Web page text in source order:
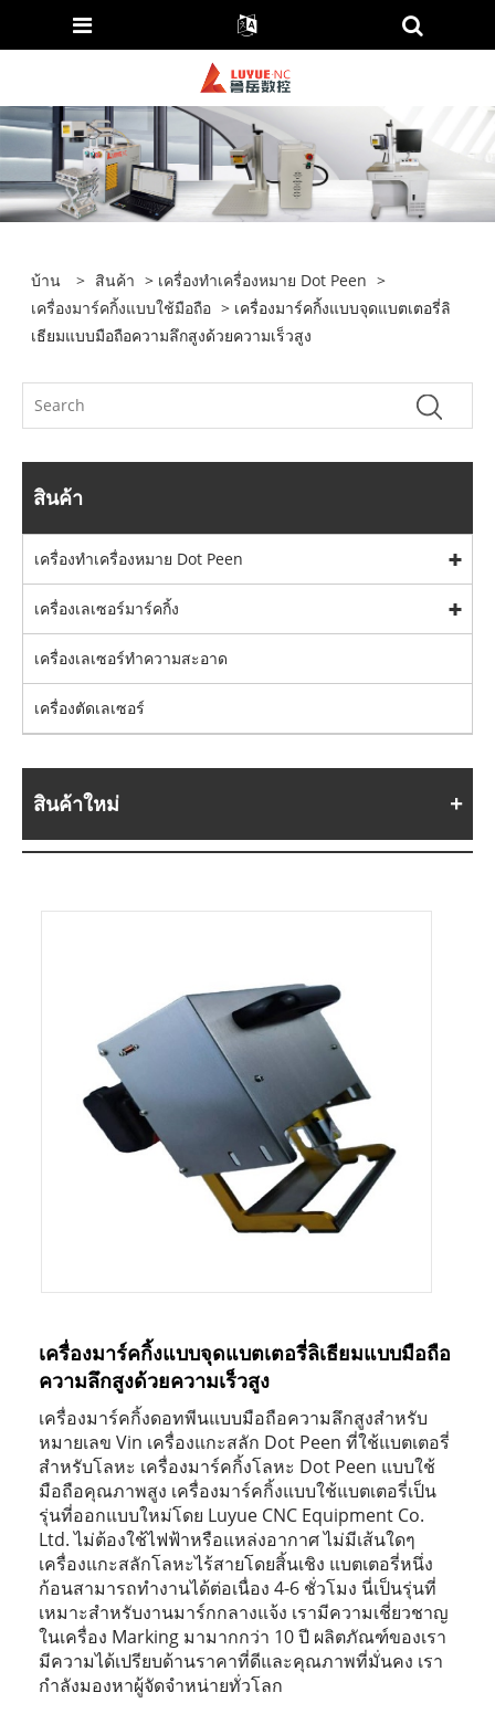
บ้าน > สินค้า > เครื่องทำเครื่องหมาย Dot Peen >
เครื่องมาร์คกิ้งแบบใช้มือถือ > เครื่องมาร์คกิ้งแบบจุดแบตเตอรี่ลิ
เธียมแบบมือถือความลึกสูงด้วยความเร็วสูง
สินค้า
เครื่องทำเครื่องหมาย Dot Peen
เครื่องเลเซอร์มาร์คกิ้ง
เครื่องเลเซอร์ทำความสะอาด
เครื่องตัดเลเซอร์
สินค้าใหม่
เครื่องมาร์คกิ้งแบบจุดแบตเตอรี่ลิเธียมแบบมือถือ
ความลึกสูงด้วยความเร็วสูง
เครื่องมาร์คกิ้งดอทพีนแบบมือถือความลึกสูงสำหรับ
หมายเลข Vin เครื่องแกะสลัก Dot Peen ที่ใช้แบตเตอรี่
สำหรับโลหะ เครื่องมาร์คกิ้งโลหะ Dot Peen แบบใช้
มือถือคุณภาพสูง เครื่องมาร์คกิ้งแบบใช้แบตเตอรี่เป็น
รุ่นที่ออกแบบใหม่โดย Luyue CNC Equipment Co.
Ltd. ไม่ต้องใช้ไฟฟ้าหรือแหล่งอากาศ ไม่มีเส้นใดๆ
เครื่องแกะสลักโลหะไร้สายโดยสิ้นเชิง แบตเตอรี่หนึ่ง
ก้อนสามารถทำงานได้ต่อเนื่อง 4-6 ชั่วโมง นี่เป็นรุ่นที่
เหมาะสำหรับงานมาร์กกลางแจ้ง เรามีความเชี่ยวชาญ
ในเครื่อง Marking มามากกว่า 10 ปี ผลิตภัณฑ์ของเรา
มีความได้เปรียบด้านราคาที่ดีและคุณภาพที่มั่นคง เรา
กำลังมองหาผู้จัดจำหน่ายทั่วโลก